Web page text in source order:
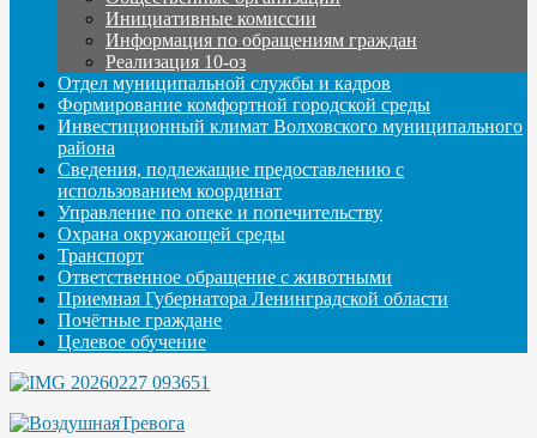
Инициативные комиссии
Информация по обращениям граждан
Реализация 10-оз
Отдел муниципальной службы и кадров
Формирование комфортной городской среды
Инвестиционный климат Волховского муниципального
района
Сведения, подлежащие предоставлению с
использованием координат
Управление по опеке и попечительству
Охрана окружающей среды
Транспорт
Ответственное обращение с животными
Приемная Губернатора Ленинградской области
Почётные граждане
Целевое обучение